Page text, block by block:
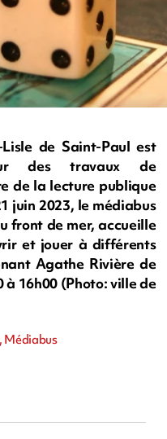
de Saint-Paul est
des travaux de
de la lecture publique
juin 2023, le médiabus
front de mer, accueille
et jouer à différents
Agathe Rivière de
à 16h00 (Photo: ville de
Médiabus